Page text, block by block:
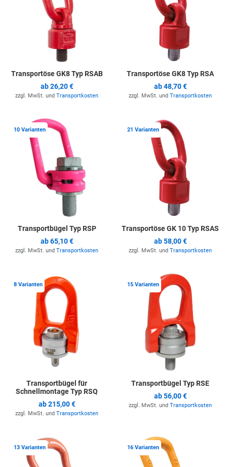
Transportöse GK8 Typ RSAB
ab26,20 €
zzgl. MwSt. und Transportkosten
Transportöse GK8 Typ RSA
ab48,70 €
zzgl. MwSt. und Transportkosten
10 Varianten Zur Merkliste hinzufügen
Transportbügel Typ RSP
ab65,10 €
zzgl. MwSt. und Transportkosten
21 Varianten
Transportöse GK 10 Typ RSAS
ab58,00 €
zzgl. MwSt. und Transportkosten
8 Varianten Zur Merkliste hinzufügen
Transportbügel für
Schnellmontage Typ RSQ
ab215,00 €
zzgl. MwSt. und Transportkosten
15 Varianten
Transportbügel Typ RSE
ab56,00 €
zzgl. MwSt. und Transportkosten
13 Varianten Zur Merkliste hinzufügen
16 Varianten